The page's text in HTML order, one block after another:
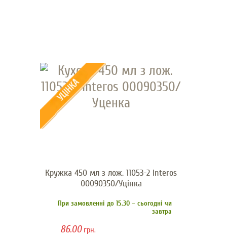
Кружка 450 мл з лож. 11053-2 Interos
00090350/Уцінка
При замовленні до 15.30 – сьогодні чи
завтра
86.00грн.